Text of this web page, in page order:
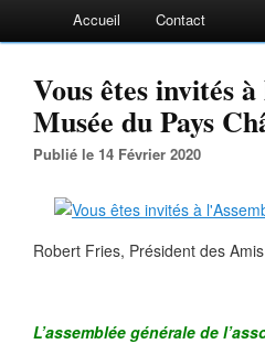
Accueil Contact
Vous êtes invités
Musée du Pays
Publié le 14 Février 2020
Robert Fries, Président des
L’assemblée générale de